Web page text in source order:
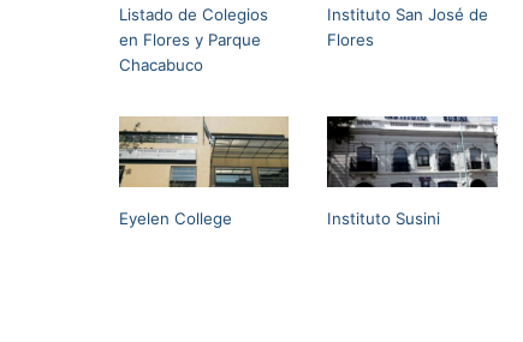
Listado de Colegios
en Flores y Parque
Chacabuco
Instituto San José de
Flores
Eyelen College Instituto Susini